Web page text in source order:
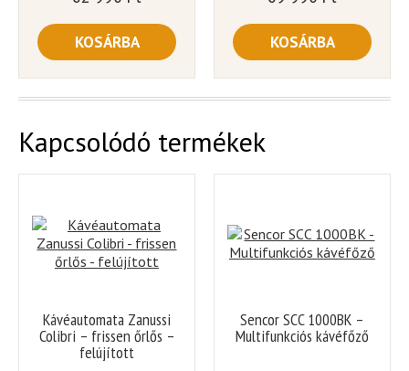
KOSÁRBA KOSÁRBA
Kapcsolódó termékek
Kávéautomata Zanussi
Colibri – frissen őrlős –
felújított
Sencor SCC 1000BK –
Multifunkciós kávéfőző